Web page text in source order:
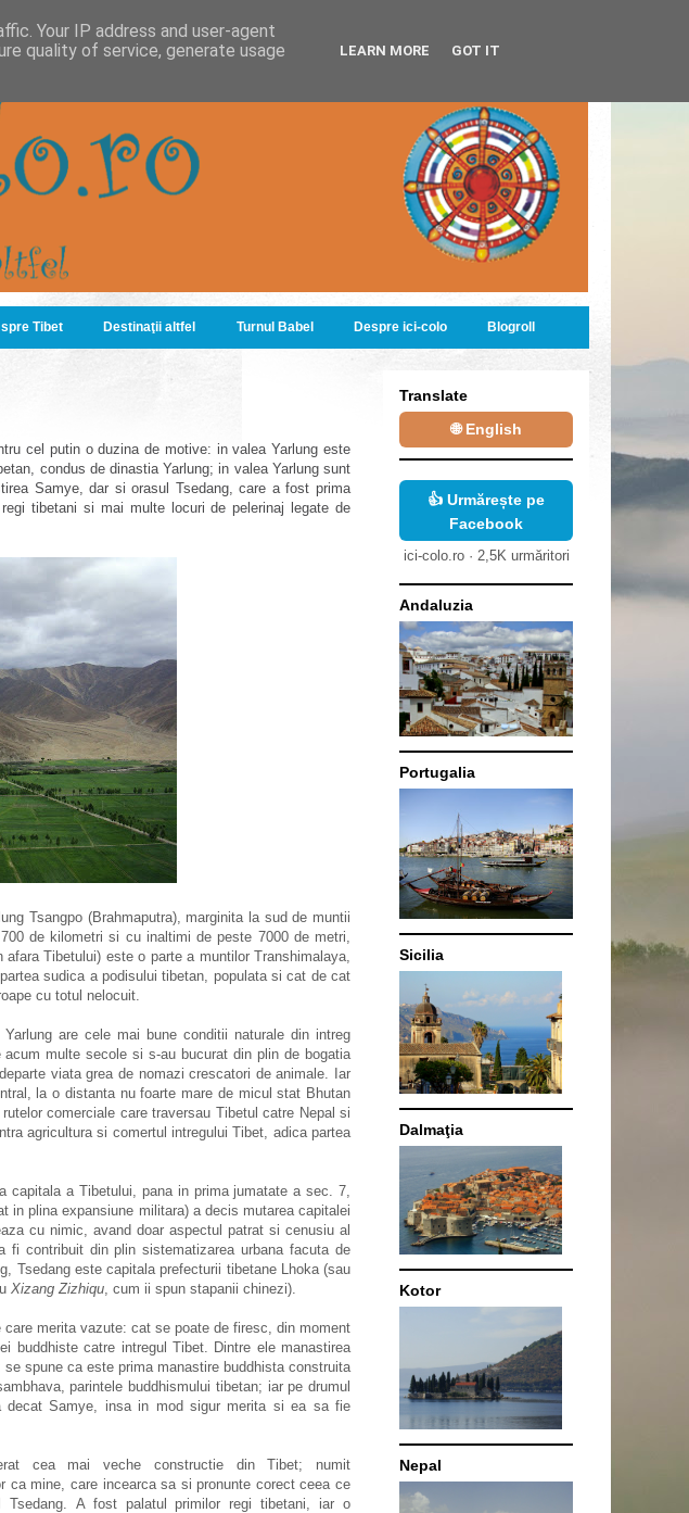
Tibet Destinaţii altfel Turnul Babel Despre ici-colo Blogroll
cel putin o duzina de motive: in valea Yarlung este
condus de dinastia Yarlung;in valea Yarlung sunt
Samye, dar si orasul Tsedang, care a fost prima
tibetani si mai multe locuri de pelerinaj legate de
Tsangpo (Brahmaputra), marginita la sud de muntii
de kilometri si cu inaltimi de peste 7000 de metri,
Tibetului) este o parte a muntilor Transhimalaya,
sudica a podisului tibetan, populata si cat de cat
cu totul nelocuit.
are cele mai bune conditii naturale din intreg
multe secole si s-au bucurat din plin de bogatia
viata grea de nomazi crescatori de animale. Iar
la o distanta nu foarte mare de micul stat Bhutan
comerciale care traversau Tibetul catre Nepal si
agricultura si comertul intregului Tibet, adica partea
capitala a Tibetului, pana in prima jumatate a sec. 7,
in plina expansiune militara) a decis mutarea capitalei
cu nimic, avand doar aspectul patrat si cenusiu al
contribuit din plin sistematizarea urbana facuta de
Tsedang este capitala prefecturii tibetane Lhoka (sau
Xizang Zizhiqu , cum ii spun stapanii chinezi).
merita vazute: cat se poate de firesc, din moment
buddhiste catre intregul Tibet. Dintre ele manastirea
spune ca este prima manastire buddhista construita
parintele buddhismului tibetan; iar pe drumul
decat Samye, insa in mod sigur merita si ea sa fie
cea mai veche constructie din Tibet; numit
ca mine, care incearca sa si pronunte corect ceea ce
A fost palatul primilor regi tibetani, iar o
Translate
🌐 English
👍 Urmărește pe
Facebook
ici-colo.ro · 2,5K urmăritori
Andaluzia
Portugalia
Sicilia
Dalmaţia
Kotor
Nepal
Your IP address and user-agent
quality of service, generate usage
LEARN MORE GOT IT